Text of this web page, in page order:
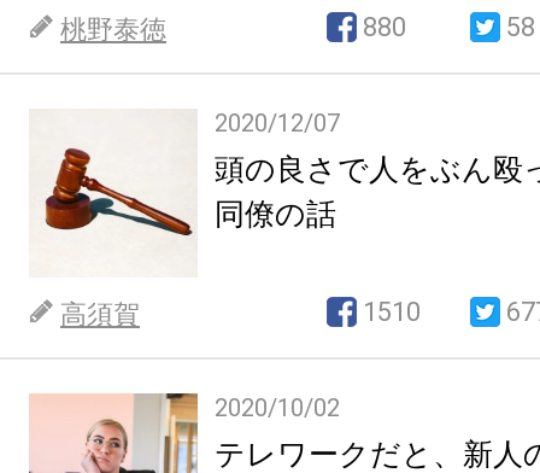
桃野泰徳 880 58
2020/12/07
頭の良さで人をぶん殴
同僚の話
高須賀 1510
2020/10/02
テレワークだと、新人